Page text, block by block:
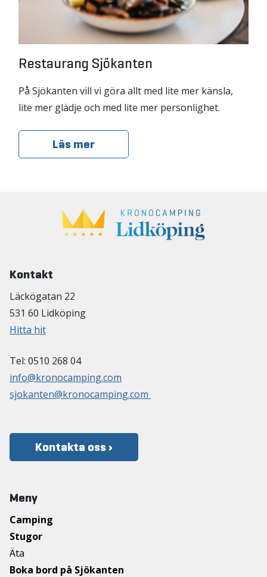
Restaurang Sjökanten
På Sjökanten vill vi göra allt med lite mer känsla,
lite mer glädje och med lite mer personlighet.
Läs mer
Kontakt
Läckögatan 22
531 60 Lidköping
Hitta hit
Tel: 0510 268 04
info@kronocamping.com
sjokanten@kronocamping.com
Kontakta oss ›
Meny
Camping
Stugor
Äta
Boka bord på Sjökanten